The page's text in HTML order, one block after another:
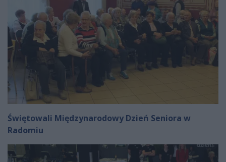
Świętowali Międzynarodowy Dzień Seniora w
Radomiu